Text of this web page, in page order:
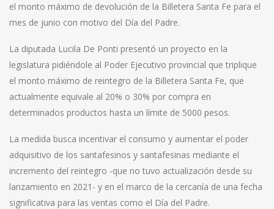
el monto máximo de devolución de la Billetera Santa Fe para el
mes de junio con motivo del Día del Padre.
La diputada Lucila De Ponti presentó un proyecto en la
legislatura pidiéndole al Poder Ejecutivo provincial que triplique
el monto máximo de reintegro de la Billetera Santa Fe, que
actualmente equivale al 20% o 30% por compra en
determinados productos hasta un límite de 5000 pesos.
La medida busca incentivar el consumo y aumentar el poder
adquisitivo de los santafesinos y santafesinas mediante el
incremento del reintegro -que no tuvo actualización desde su
lanzamiento en 2021- y en el marco de la cercanía de una fecha
significativa para las ventas como el Día del Padre.